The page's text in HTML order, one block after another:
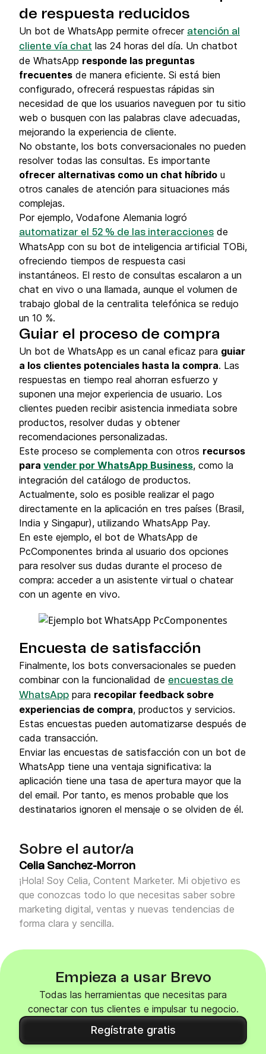
de respuesta reducidos
Un bot de WhatsApp permite ofrecer atención al
cliente vía chat las 24 horas del día. Un chatbot
de WhatsApp responde las preguntas
frecuentes de manera eficiente. Si está bien
configurado, ofrecerá respuestas rápidas sin
necesidad de que los usuarios naveguen por tu sitio
web o busquen con las palabras clave adecuadas,
mejorando la experiencia de cliente.
No obstante, los bots conversacionales no pueden
resolver todas las consultas. Es importante
ofrecer alternativas como un chat híbrido u
otros canales de atención para situaciones más
complejas.
Por ejemplo, Vodafone Alemania logró
automatizar el 52 % de las interacciones de
WhatsApp con su bot de inteligencia artificial TOBi,
ofreciendo tiempos de respuesta casi
instantáneos. El resto de consultas escalaron a un
chat en vivo o una llamada, aunque el volumen de
trabajo global de la centralita telefónica se redujo
un 10 %.
Guiar el proceso de compra
Un bot de WhatsApp es un canal eficaz para guiar
a los clientes potenciales hasta la compra. Las
respuestas en tiempo real ahorran esfuerzo y
suponen una mejor experiencia de usuario. Los
clientes pueden recibir asistencia inmediata sobre
productos, resolver dudas y obtener
recomendaciones personalizadas.
Este proceso se complementa con otros recursos
para vender por WhatsApp Business, como la
integración del catálogo de productos.
Actualmente, solo es posible realizar el pago
directamente en la aplicación en tres países (Brasil,
India y Singapur), utilizando WhatsApp Pay.
En este ejemplo, el bot de WhatsApp de
PcComponentes brinda al usuario dos opciones
para resolver sus dudas durante el proceso de
compra: acceder a un asistente virtual o chatear
con un agente en vivo.
Encuesta de satisfacción
Finalmente, los bots conversacionales se pueden
combinar con la funcionalidad de encuestas de
WhatsApp para recopilar feedback sobre
experiencias de compra, productos y servicios.
Estas encuestas pueden automatizarse después de
cada transacción.
Enviar las encuestas de satisfacción con un bot de
WhatsApp tiene una ventaja significativa: la
aplicación tiene una tasa de apertura mayor que la
del email. Por tanto, es menos probable que los
destinatarios ignoren el mensaje o se olviden de él.
Sobre el autor/a
Celia Sanchez-Morron
¡Hola! Soy Celia, Content Marketer. Mi objetivo es
que conozcas todo lo que necesitas saber sobre
marketing digital, ventas y nuevas tendencias de
forma clara y sencilla.
Empieza a usar Brevo
Todas las herramientas que necesitas para
conectar con tus clientes e impulsar tu negocio.
Regístrate gratis